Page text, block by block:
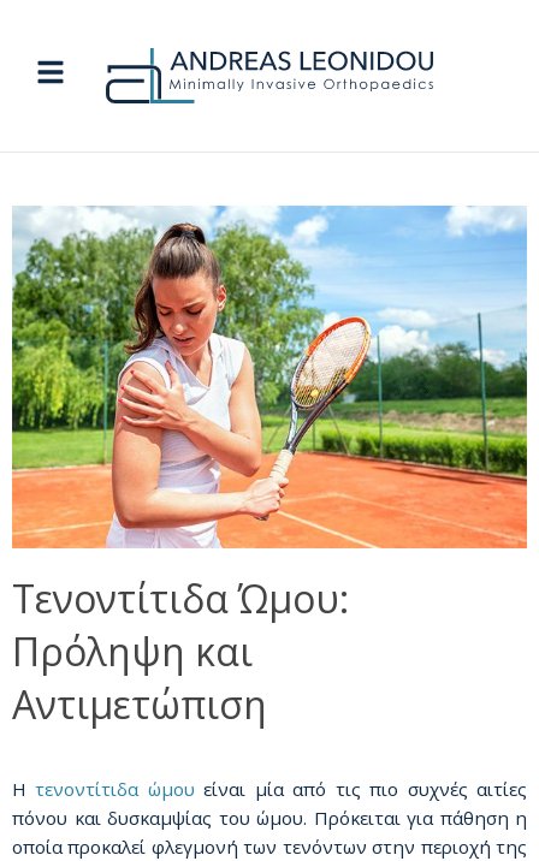
Τενοντίτιδα Ώμου:
Πρόληψη και
Αντιμετώπιση
Ητενοντίτιδα ώμου είναι μία από τις πιο συχνές αιτίες
πόνου και δυσκαμψίας του ώμου. Πρόκειται για πάθηση η
οποία προκαλεί φλεγμονή των τενόντων στην περιοχή της